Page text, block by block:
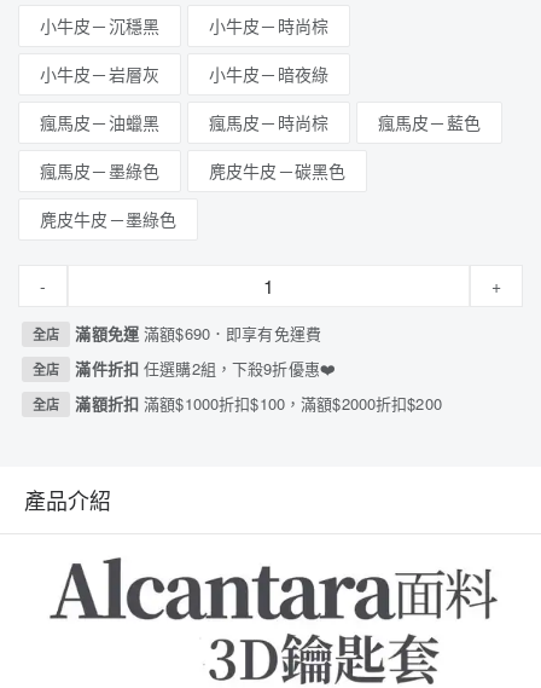
小牛皮－沉穩黑
小牛皮－時尚棕
小牛皮－岩層灰
小牛皮－暗夜綠
瘋馬皮－油蠟黑
瘋馬皮－時尚棕
瘋馬皮－藍色
瘋馬皮－墨綠色
麂皮牛皮－碳黑色
麂皮牛皮－墨綠色
- +
全店 滿額免運滿額$690．即享有免運費
全店 滿件折扣任選購2組，下殺9折優惠❤️
全店 滿額折扣滿額$1000折扣$100，滿額$2000折扣$200
產品介紹